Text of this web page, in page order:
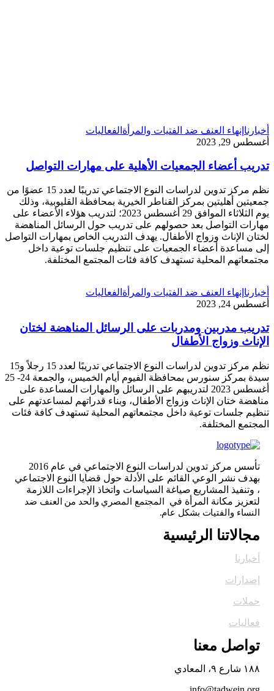
أخبارنا إنهاء العنف ضد الفتيات والمرأة الفعاليات
أغسطس 29, 2023
تدريب أعضاء الجمعيات الأهلية على مهارات التواصل
نظم مركز تدوين لدراسات النوع الاجتماعي تدريبًا لعدد 15 عضوًا من
جمعيتين أهليتين بمركز القناطر الخيرية بمحافظة القليوبية، وذلك
يوم الثلاثاء الموافق 29 أغسطس 2023؛ لتدريب هؤلاء الأعضاء على
مهارات التواصل بعد حصولهم على تدريب حول الرسائل المناهضة
لختان الإناث وزواج الأطفال. يهدف التدريب الخاص بمهارات التواصل
إلى مساعدة أعضاء الجمعيات على تنظيم جلسات توعية داخل
مجتمعاتهم المحلية تستهدف كافة فئات المجتمع المختلفة.
أخبارنا إنهاء العنف ضد الفتيات والمرأة الفعاليات
أغسطس 24, 2023
تدريب مدربين ومدربات على الرسائل المناهضة لختان
الإناث وزواج الأطفال
نظم مركز تدوين لدراسات النوع الاجتماعي تدريبًا لعدد 15 رجلاً و15
سيدة بمركز سنورس بمحافظة الفيوم أيام الخميس، والجمعة 24- 25
أغسطس 2023 لتدريبهم على الرسائل والمهارات المساعدة على
مناهضة ختان الإناث وزواج الأطفال، وبناء قدراتهم لمساعدتهم على
تنظيم جلسات توعية داخل مجتمعاتهم المحلية تستهدف كافة فئات
المجتمع المختلفة.
تأسس مركز تدوين لدراسات النوع الاجتماعي في عام 2016
بهدف نشر الوعي القائم على الأدلة حول قضايا النوع الاجتماعي
، وتنفيذ المشاريع صياغة السياسات واتخاذ الإجراءات اللازمة
لتعزيز مكانة المرأة في
المجتمع المصري والحد من العنف ضد
النساء والفتيات بشكل عام.
مجالاتنا الرئيسية
أخبارنا
إصدارات
حملات
فعاليات
تواصل معنا
١٨٨ شارع ٩، المعادي